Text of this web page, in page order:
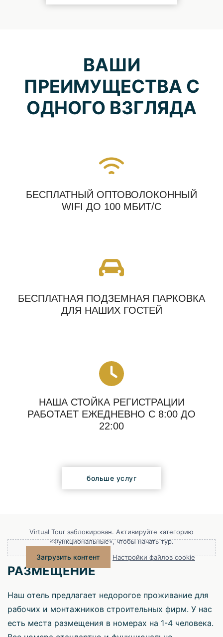
ВАШИ
ПРЕИМУЩЕСТВА С
ОДНОГО ВЗГЛЯДА
БЕСПЛАТНЫЙ ОПТОВОЛОКОННЫЙ
WIFI ДО 100 МБИТ/С
БЕСПЛАТНАЯ ПОДЗЕМНАЯ ПАРКОВКА
ДЛЯ НАШИХ ГОСТЕЙ
НАША СТОЙКА РЕГИСТРАЦИИ
РАБОТАЕТ ЕЖЕДНЕВНО С 8:00 ДО
22:00
больше услуг
Virtual Tour заблокирован. Активируйте категорию
«Функциональные», чтобы начать тур.
Загрузить контент Настройки файлов cookie
РАЗМЕЩЕНИЕ
Наш отель предлагает недорогое проживание для
рабочих и монтажников строительных фирм. У нас
есть места размещения в номерах на 1-4 человека.